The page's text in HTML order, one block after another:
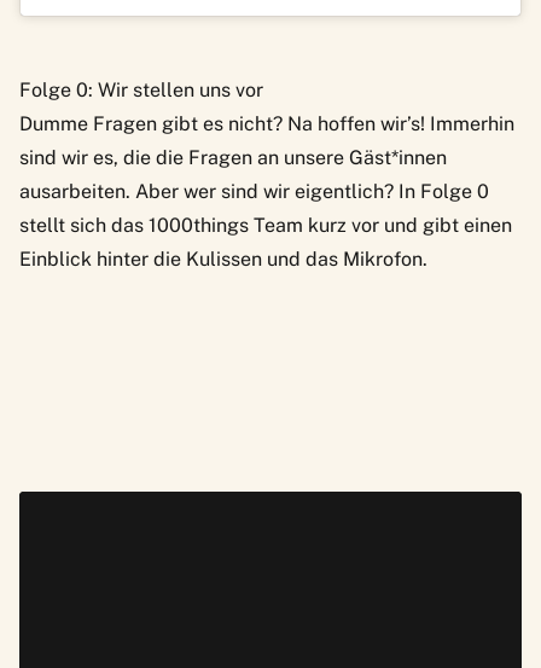
Folge 0: Wir stellen uns vor
Dumme Fragen gibt es nicht? Na hoffen wir’s! Immerhin
sind wir es, die die Fragen an unsere Gäst*innen
ausarbeiten. Aber wer sind wir eigentlich? In Folge 0
stellt sich das 1000things Team kurz vor und gibt einen
Einblick hinter die Kulissen und das Mikrofon.